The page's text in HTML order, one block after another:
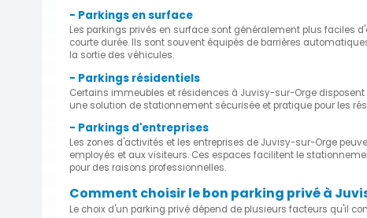
- Parkings en surface
Les parkings privés en surface sont généralement plus
courte durée. Ils sont souvent équipés de barrières
la sortie des véhicules.
- Parkings résidentiels
Certains immeubles et résidences à Juvisy-sur-Orge
une solution de stationnement sécurisée et pratique pour les
- Parkings d'entreprises
Les zones d'activités et les entreprises de Juvisy-sur-Orge
employés et aux visiteurs. Ces espaces facilitent le
pour des raisons professionnelles.
Comment choisir le bon parking privé à
Le choix d'un parking privé dépend de plusieurs facteurs qu'il